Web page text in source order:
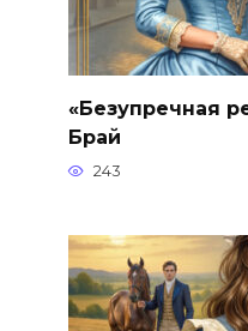
«Безупречная
Брай
243